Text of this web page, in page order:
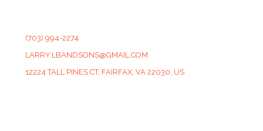
(703) 994-2274
LARRY.LBANDSONS@GMAIL.COM
12224 TALL PINES CT, FAIRFAX, VA 22030, US